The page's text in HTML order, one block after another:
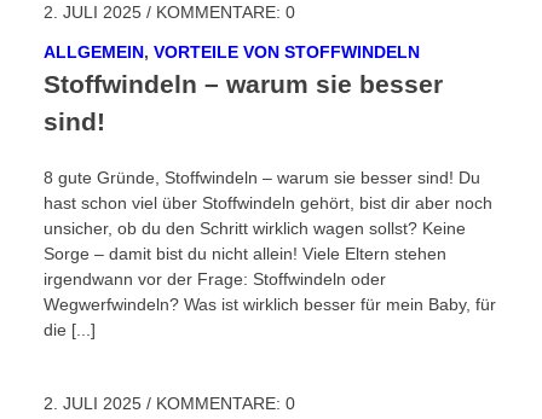
2. JULI 2025 / KOMMENTARE: 0
ALLGEMEIN,VORTEILE VON STOFFWINDELN
Stoffwindeln – warum sie besser
sind!
8 gute Gründe, Stoffwindeln – warum sie besser sind! Du
hast schon viel über Stoffwindeln gehört, bist dir aber noch
unsicher, ob du den Schritt wirklich wagen sollst? Keine
Sorge – damit bist du nicht allein! Viele Eltern stehen
irgendwann vor der Frage: Stoffwindeln oder
Wegwerfwindeln? Was ist wirklich besser für mein Baby, für
die [...]
2. JULI 2025 / KOMMENTARE: 0